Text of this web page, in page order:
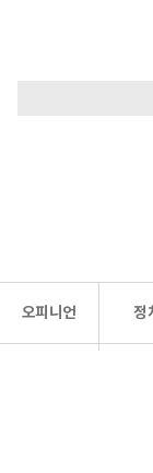
오피니언 정